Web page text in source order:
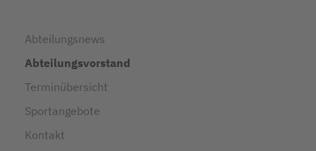
Abteilungsnews
Abteilungsvorstand
Terminübersicht
Sportangebote
Kontakt